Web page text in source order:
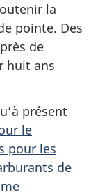
la
pointe. Des
de
huit ans
présent
le
pour les
de